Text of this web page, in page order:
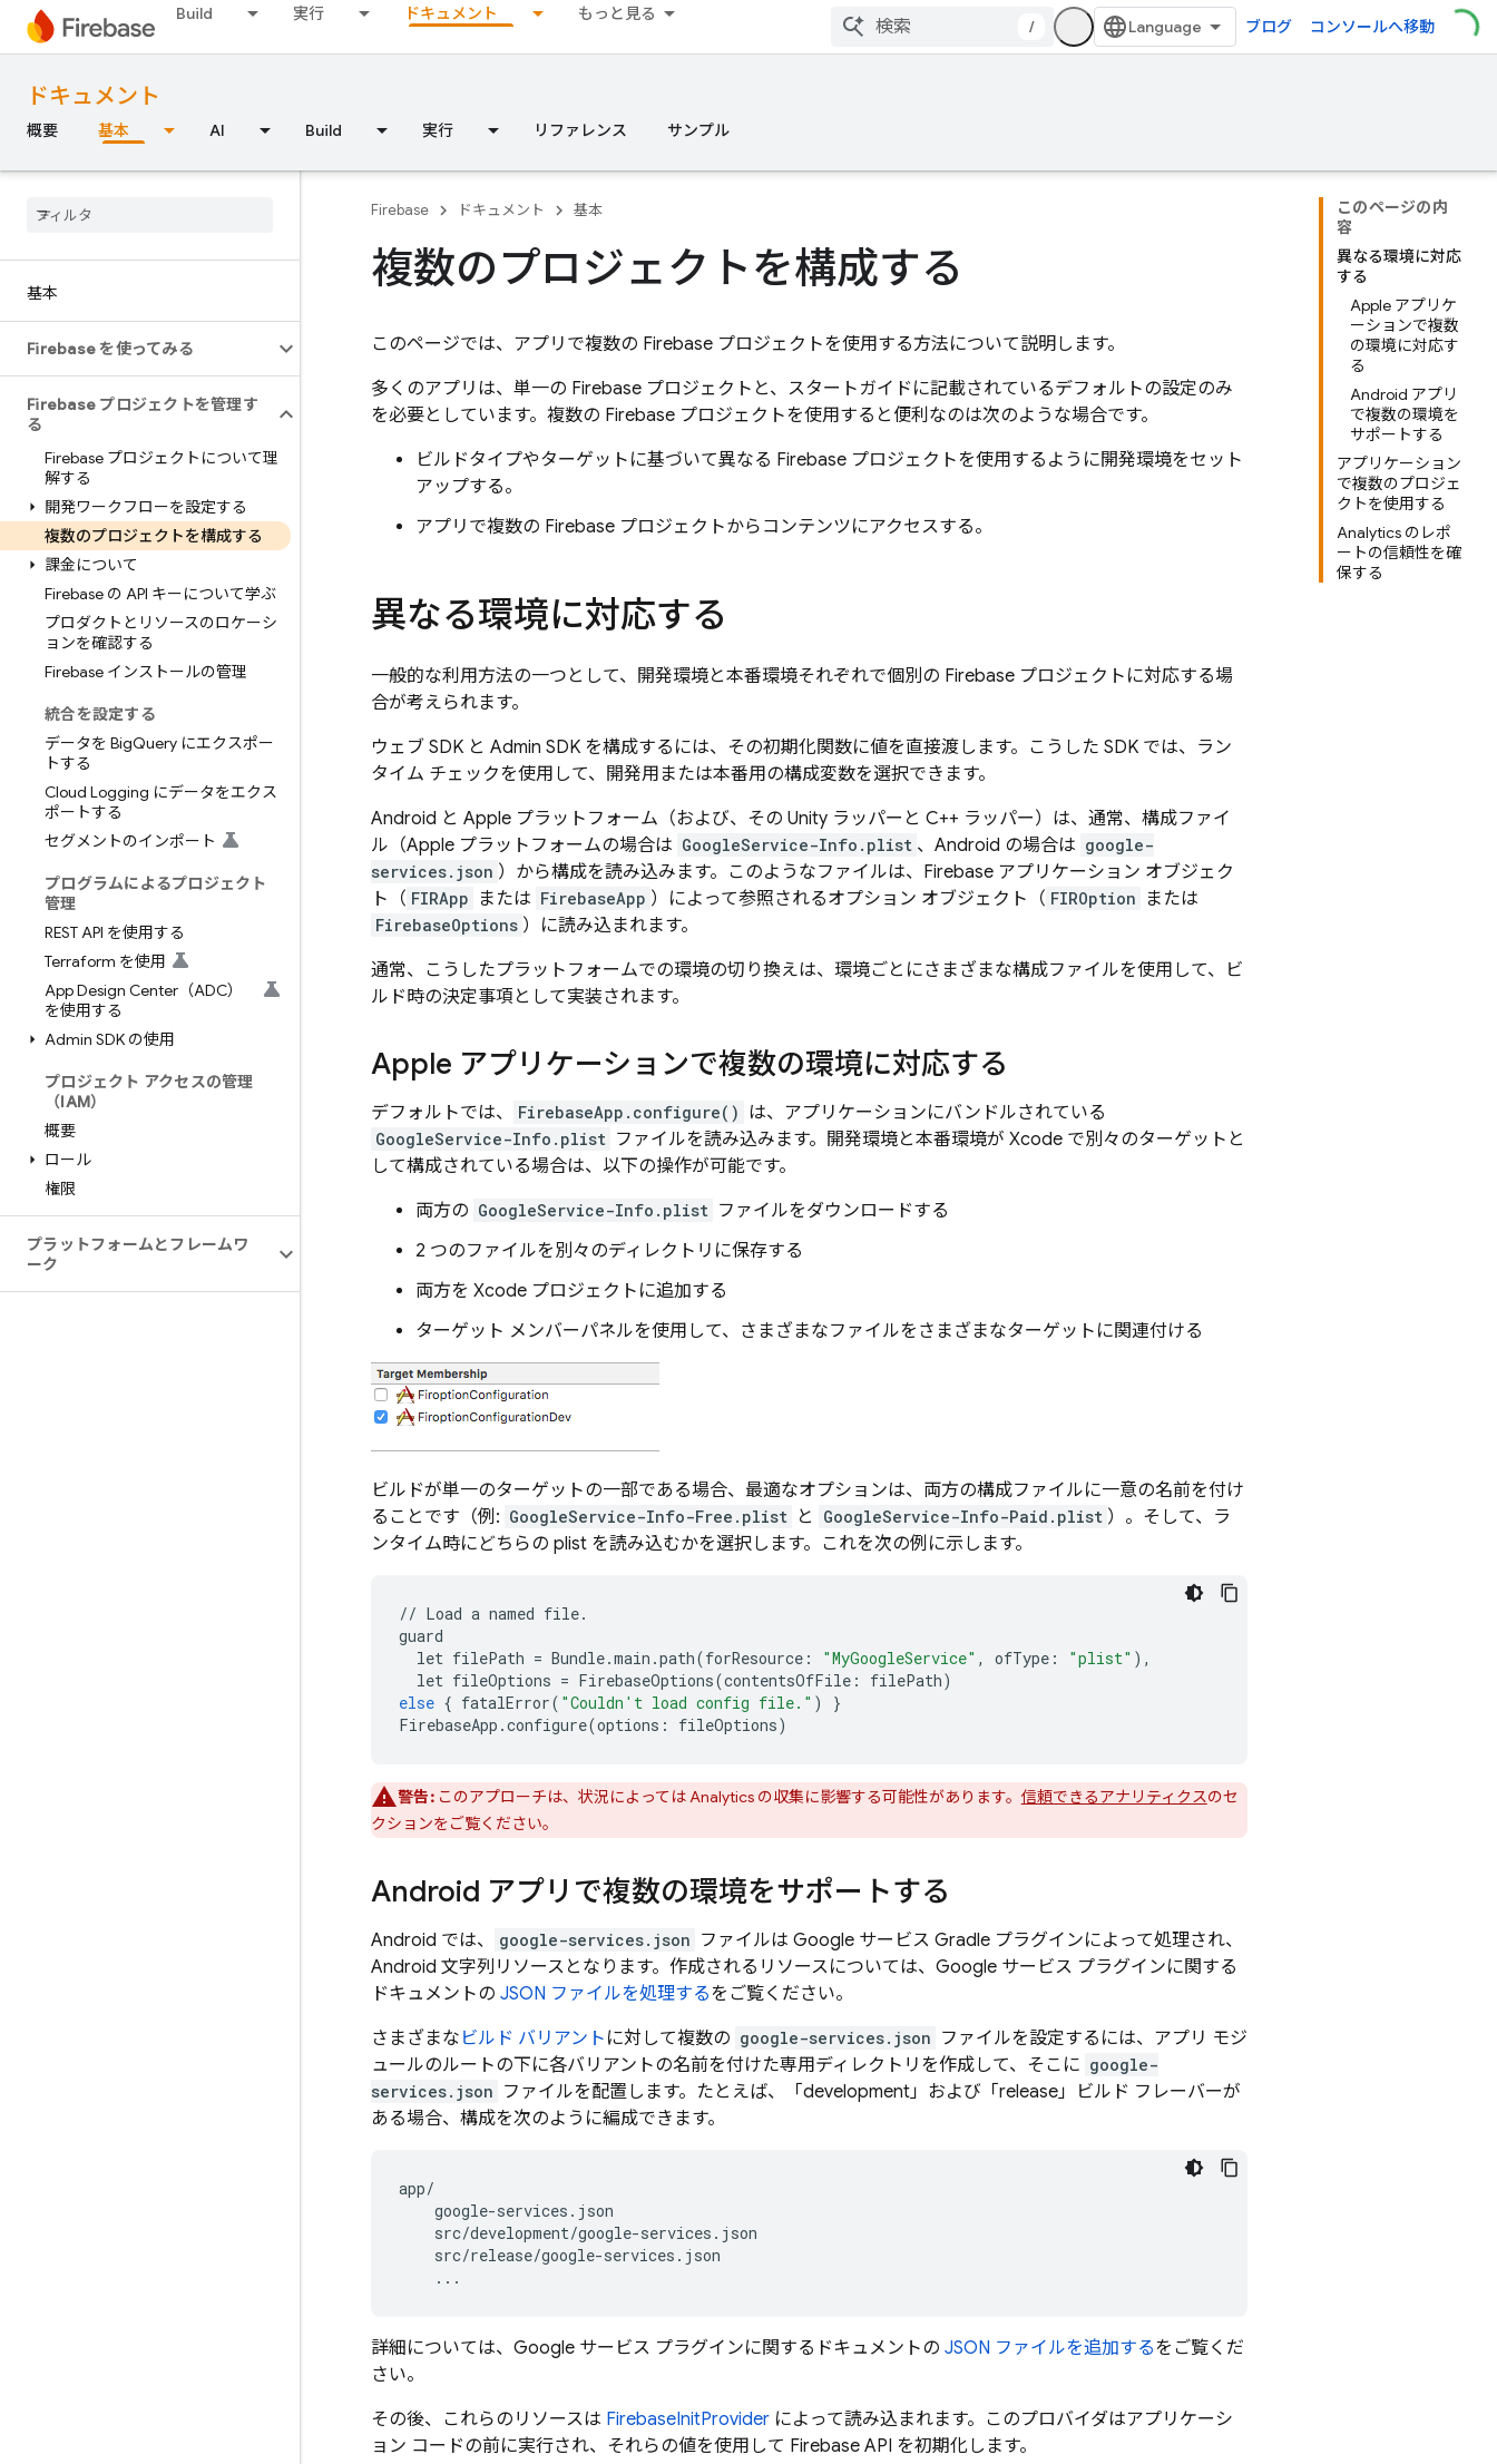
Build 実行 ドキュメント もっと見る
/ ブログ コンソールへ移動
ドキュメント
概要 基本 AI Build 実行 リファレンス サンプル
基本
Firebase を使ってみる
Firebase プロジェクトを管理す
る
Firebase プロジェクトについて理
解する
開発ワークフローを設定する
複数のプロジェクトを構成する
課金について
Firebase の API キーについて学ぶ
プロダクトとリソースのロケーシ
ョンを確認する
Firebase インストールの管理
統合を設定する
データを BigQuery にエクスポー
トする
Cloud Logging にデータをエクス
ポートする
セグメントのインポート
プログラムによるプロジェクト
管理
REST API を使用する
Terraform を使用
App Design Center（ADC）
を使用する
Admin SDK の使用
プロジェクト アクセスの管理
（IAM）
概要
ロール
権限
プラットフォームとフレームワ
ーク
このページの内
容
異なる環境に対応
する
Apple アプリケ
ーションで複数
の環境に対応す
る
Android アプリ
で複数の環境を
サポートする
アプリケーション
で複数のプロジェ
クトを使用する
Analytics のレポ
ートの信頼性を確
保する
Firebase ドキュメント 基本
複数のプロジェクトを構成する
このページでは、アプリで複数の Firebase プロジェクトを使用する方法について説明します。
多くのアプリは、単一の Firebase プロジェクトと、 スタートガイドに記載されているデフォルトの設定のみ
を必要としています。複数の Firebase プロジェクトを使用すると便利なのは次のような場合です。
ビルドタイプやターゲットに基づいて異なる Firebase プロジェクトを使用するように開発環境をセット
アップする。
アプリで複数の Firebase プロジェクトからコンテンツにアクセスする。
異なる環境に対応する
一般的な利用方法の一つとして、開発環境と本番環境それぞれで個別の Firebase プロジェクトに対応する場
合が考えられます。
ウェブ SDK と Admin SDK を構成するには、その初期化関数に値を直接渡します。こうした SDK では、ラン
タイム チェックを使用して、開発用または本番用の構成変数を選択できます。
Android と Apple プラットフォーム（および、その Unity ラッパーと C++ ラッパー）は、通常、構成ファイ
ル（Apple プラットフォームの場合は GoogleService-Info.plist 、Android の場合は google-
services.json ）から構成を読み込みます。このようなファイルは、Firebase アプリケーション オブジェク
ト（ FIRApp または FirebaseApp ）によって参照されるオプション オブジェクト（ FIROption または
FirebaseOptions ）に読み込まれます。
通常、こうしたプラットフォームでの環境の切り換えは、環境ごとにさまざまな構成ファイルを使用して、ビ
ルド時の決定事項として実装されます。
Apple アプリケーションで複数の環境に対応する
デフォルトでは、 FirebaseApp.configure() は、アプリケーションにバンドルされている
GoogleService-Info.plist ファイルを読み込みます。開発環境と本番環境が Xcode で別々のターゲットと
して構成されている場合は、以下の操作が可能です。
両方の GoogleService-Info.plist ファイルをダウンロードする
2 つのファイルを別々のディレクトリに保存する
両方を Xcode プロジェクトに追加する
ターゲット メンバーパネルを使用して、さまざまなファイルをさまざまなターゲットに関連付ける
ビルドが単一のターゲットの一部である場合、最適なオプションは、両方の構成ファイルに一意の名前を付け
ることです（例: GoogleService-Info-Free.plist と GoogleService-Info-Paid.plist ）。そして、ラ
ンタイム時にどちらの plist を読み込むかを選択します。これを次の例に示します。
// Load a named file.
guard
let filePath = Bundle.main .path(forResource : "MyGoogleService" , ofType : "plist" ),
let fileOptions = FirebaseOptions(contentsOfFile : filePath)
else { fatalError( "Couldn't load config file." )
}
FirebaseApp .configure(options : fileOptions)
警告:このアプローチは、状況によってはAnalyticsの収集に影響する可能性があります。 信頼できるアナリティクスのセ
クションをご覧ください。
Android アプリで複数の環境をサポートする
Android では、 google-services.json ファイルは Google サービス Gradle プラグインによって処理され、
Android 文字列リソースとなります。作成されるリソースについては、Google サービス プラグインに関する
ドキュメントの JSON ファイルを処理するをご覧ください。
さまざまな ビルド バリアント に対して複数の google-services.json ファイルを設定するには、アプリ モジ
ュールのルートの下に各バリアントの名前を付けた専用ディレクトリを作成して、そこに google-
services.json ファイルを配置します。たとえば、「development」および「release」ビルド フレーバーが
ある場合、構成を次のように編成できます。
app/
    google-services.json
    src/development/google-services.json
    src/release/google-services.json
詳細については、Google サービス プラグインに関するドキュメントの JSON ファイルを追加するをご覧くだ
さい。
その後、これらのリソースは FirebaseInitProvider によって読み込まれます。このプロバイダはアプリケーシ
ョン コードの前に実行され、それらの値を使用して Firebase API を初期化します。